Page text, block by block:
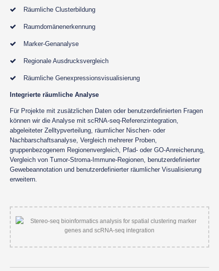
Räumliche Clusterbildung
Raumdomänenerkennung
Marker-Genanalyse
Regionale Ausdrucksvergleich
Räumliche Genexpressionsvisualisierung
Integrierte räumliche Analyse
Für Projekte mit zusätzlichen Daten oder benutzerdefinierten Fragen
können wir die Analyse mit scRNA-seq-Referenzintegration,
abgeleiteter Zelltypverteilung, räumlicher Nischen- oder
Nachbarschaftsanalyse, Vergleich mehrerer Proben,
gruppenbezogenem Regionenvergleich, Pfad- oder GO-Anreicherung,
Vergleich von Tumor-Stroma-Immune-Regionen, benutzerdefinierter
Gewebeannotation und benutzerdefinierter räumlicher Visualisierung
erweitern.